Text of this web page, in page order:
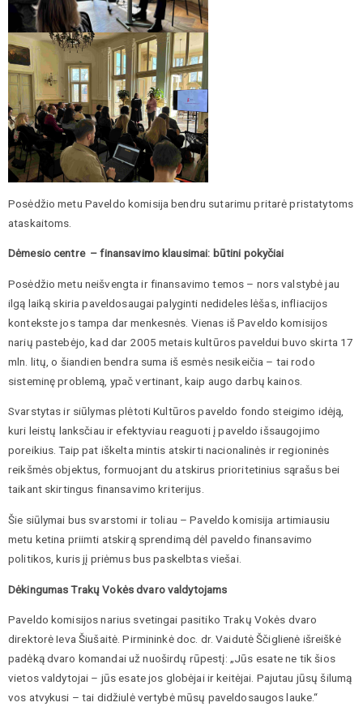
Posėdžio metu Paveldo komisija bendru sutarimu pritarė pristatytoms
ataskaitoms.
Dėmesio centre – finansavimo klausimai: būtini pokyčiai
Posėdžio metu neišvengta ir finansavimo temos – nors valstybė jau
ilgą laiką skiria paveldosaugai palyginti nedideles lėšas, infliacijos
kontekste jos tampa dar menkesnės. Vienas iš Paveldo komisijos
narių pastebėjo, kad dar 2005 metais kultūros paveldui buvo skirta 17
mln. litų, o šiandien bendra suma iš esmės nesikeičia – tai rodo
sisteminę problemą, ypač vertinant, kaip augo darbų kainos.
Svarstytas ir siūlymas plėtoti Kultūros paveldo fondo steigimo idėją,
kuri leistų lanksčiau ir efektyviau reaguoti į paveldo išsaugojimo
poreikius. Taip pat iškelta mintis atskirti nacionalinės ir regioninės
reikšmės objektus, formuojant du atskirus prioritetinius sąrašus bei
taikant skirtingus finansavimo kriterijus.
Šie siūlymai bus svarstomi ir toliau – Paveldo komisija artimiausiu
metu ketina priimti atskirą sprendimą dėl paveldo finansavimo
politikos, kuris jį priėmus bus paskelbtas viešai.
Dėkingumas Trakų Vokės dvaro valdytojams
Paveldo komisijos narius svetingai pasitiko Trakų Vokės dvaro
direktorė Ieva Šiušaitė. Pirmininkė doc. dr. Vaidutė Ščiglienė išreiškė
padėką dvaro komandai už nuoširdų rūpestį: „Jūs esate ne tik šios
vietos valdytojai – jūs esate jos globėjai ir keitėjai. Pajutau jūsų šilumą
vos atvykusi – tai didžiulė vertybė mūsų paveldosaugos lauke.“